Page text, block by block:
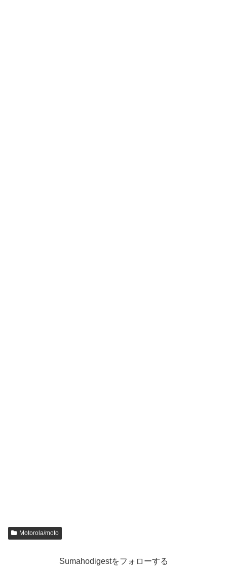
Motorola/moto
Sumahodigestをフォローする